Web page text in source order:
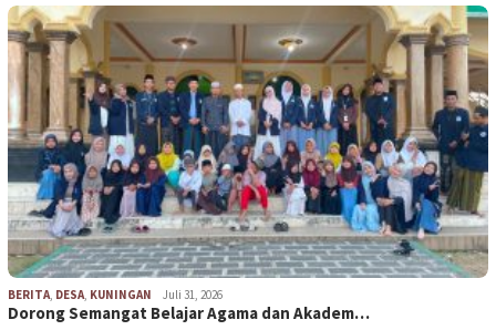
BERITA, DESA, KUNINGAN Juli 31, 2026
Dorong Semangat Belajar Agama dan Akadem…